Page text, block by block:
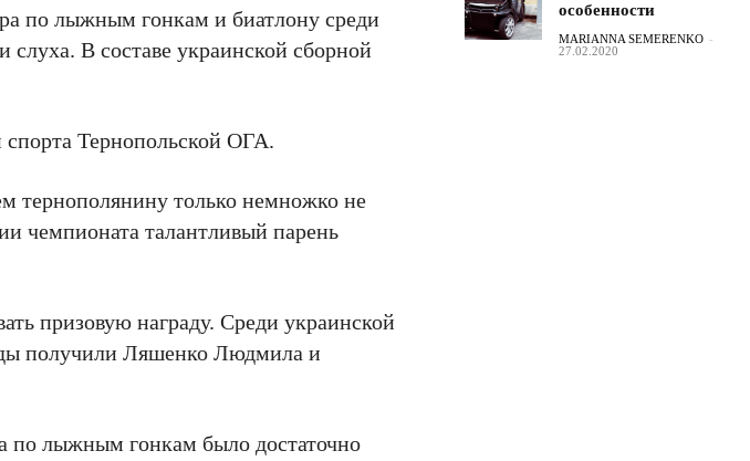
по лыжным гонкам и биатлону среди
слуха. В составе украинской сборной
спорта Тернопольской ОГА.
тернополянину только немножко не
чемпионата талантливый парень
призовую награду. Среди украинской
получили Ляшенко Людмила и
по лыжным гонкам было достаточно
особенности
MARIANNA SEMERENKO -
27.02.2020